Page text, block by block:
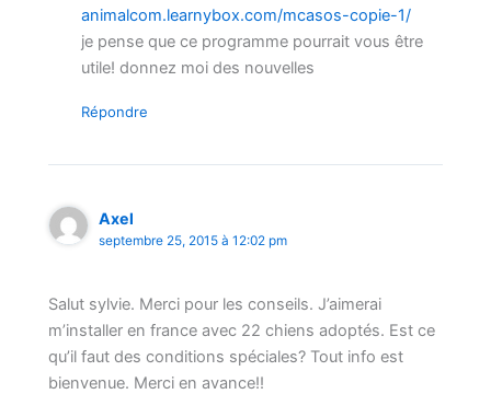
animalcom.learnybox.com/mcasos-copie-1/
je pense que ce programme pourrait vous être
utile! donnez moi des nouvelles
Répondre
Axel
septembre 25, 2015 à 12:02 pm
Salut sylvie. Merci pour les conseils. J’aimerai
m’installer en france avec 22 chiens adoptés. Est ce
qu’il faut des conditions spéciales? Tout info est
bienvenue. Merci en avance!!